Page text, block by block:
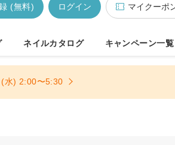
マイクーポ
ログイン
(無料)
ネイルカタログ キャンペーン一
(水) 2:00〜5:30